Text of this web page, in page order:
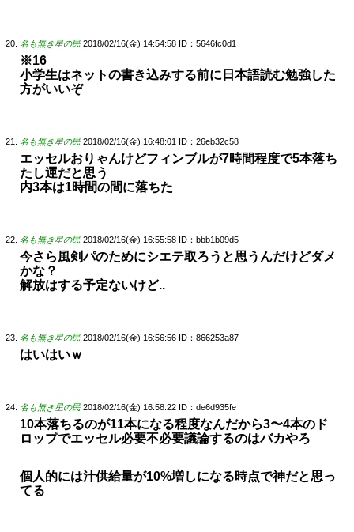
名も無き星の民 2018/02/16(金) 14:54:58 ID：5646fc0d1
※16
小学生はネットの書き込みする前に日本語読む勉強した
方がいいぞ
名も無き星の民 2018/02/16(金) 16:48:01 ID：26eb32c58
エッセルおりゃんけどフィンブルが7時間程度で5本落ち
たし運だと思う
内3本は1時間の間に落ちた
名も無き星の民 2018/02/16(金) 16:55:58 ID：bbb1b09d5
今さら風剣パのためにシエテ取ろうと思うんだけどダメ
かな？
解放はする予定ないけど..
名も無き星の民 2018/02/16(金) 16:56:56 ID：866253a87
はいはいｗ
名も無き星の民 2018/02/16(金) 16:58:22 ID：de6d935fe
10本落ちるのが11本になる程度なんだから3〜4本のド
ロップでエッセル必要不必要議論するのはバカやろ
個人的には汁供給量が10%増しになる時点で神だと思っ
てる